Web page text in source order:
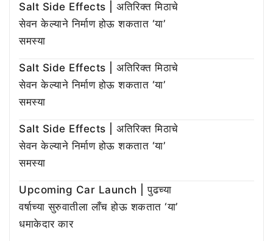
Salt Side Effects | अतिरिक्त मिठाचे
सेवन केल्याने निर्माण होऊ शकतात ‘या’
समस्या
Salt Side Effects | अतिरिक्त मिठाचे
सेवन केल्याने निर्माण होऊ शकतात ‘या’
समस्या
Salt Side Effects | अतिरिक्त मिठाचे
सेवन केल्याने निर्माण होऊ शकतात ‘या’
समस्या
Upcoming Car Launch | पुढच्या
वर्षाच्या सुरुवातीला लाँच होऊ शकतात ‘या’
धमाकेदार कार